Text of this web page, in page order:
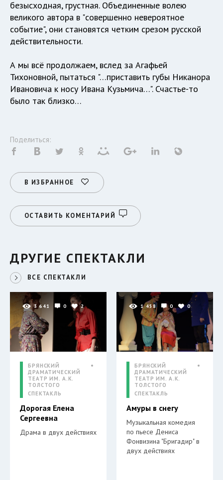
безысходная, грустная. Объединенные волею
великого автора в "совершенно невероятное
событие", они становятся четким срезом русской
действительности.
А мы всё продолжаем, вслед за Агафьей
Тихоновной, пытаться "…приставить губы Никанора
Ивановича к носу Ивана Кузьмича…". Счастье-то
было так близко…
Поделиться:
В ИЗБРАННОЕ
ОСТАВИТЬ КОМЕНТАРИЙ
ДРУГИЕ СПЕКТАКЛИ
ВСЕ СПЕКТАКЛИ
3 641 0 2
БРЯНСКИЙ
ДРАМАТИЧЕСКИЙ
ТЕАТР ИМ. А.К.
ТОЛСТОГО
СПЕКТАКЛЬ
Дорогая Елена
Сергеевна
Драма в двух действиях
1 458 0 0
БРЯНСКИЙ
ДРАМАТИЧЕСКИЙ
ТЕАТР ИМ. А.К.
ТОЛСТОГО
СПЕКТАКЛЬ
Амуры в снегу
Музыкальная комедия
по пьесе Дениса
Фонвизина "Бригадир" в
двух действиях